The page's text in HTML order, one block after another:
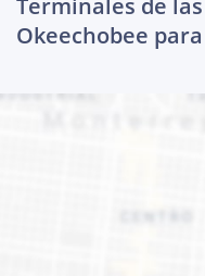
Terminales de
Okeechobee